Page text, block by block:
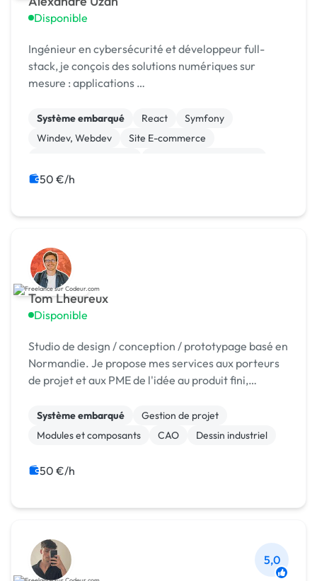
Disponible
Ingénieur en cybersécurité et développeur full-
stack, je conçois des solutions numériques sur
mesure : applications …
Système embarqué React
Symfony
Windev, Webdev
Site E-commerce
CSS, HTML, XML
50 €/h
Tom Lheureux
Disponible
Studio de design / conception / prototypage basé en
Normandie. Je propose mes services aux porteurs
de projet et aux PME de l'idée au produit fini,
Système embarqué
Gestion de projet
Modules et composants
CAO Dessin industriel
50 €/h
5,0